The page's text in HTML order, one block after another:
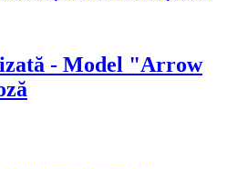
- Model "Arrow